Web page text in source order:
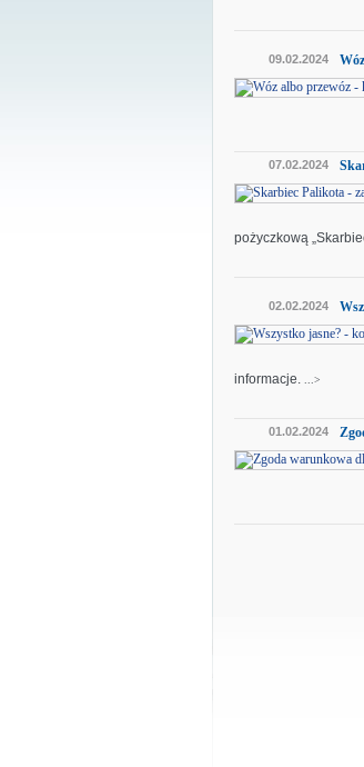
09.02.2024
07.02.2024
pożyczkową
02.02.2024
informacje.
...>
01.02.2024